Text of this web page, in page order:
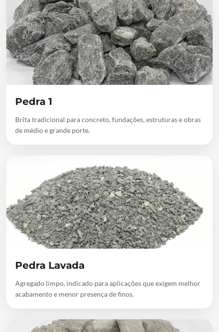
Pedra 1
Brita tradicional para concreto, fundações, estruturas e obras
de médio e grande porte.
Pedra Lavada
Agregado limpo, indicado para aplicações que exigem melhor
acabamento e menor presença de finos.